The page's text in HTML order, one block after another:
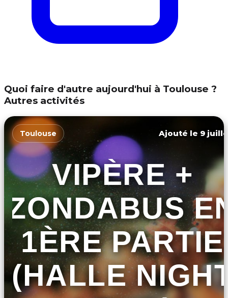
Quoi faire d'autre aujourd'hui à Toulouse ?
Autres activités
Toulouse Ajouté le 9
VIPÈRE +
ZONDABUS
1ÈRE PARTIE
(HALLE